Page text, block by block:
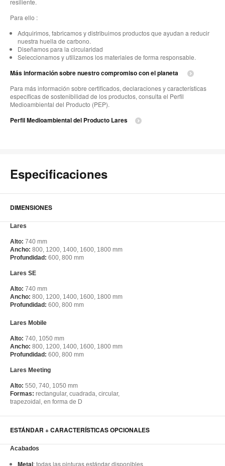
resiliente.
Para ello :
Adquirimos, fabricamos y distribuimos productos que ayudan a reducir
nuestra huella de carbono.
Diseñamos para la circularidad
Seleccionamos y utilizamos los materiales de forma responsable.
Más información sobre nuestro compromiso con el planeta
Para más información sobre certificados, declaraciones y características
específicas de sostenibilidad de los productos, consulta el Perfil
Medioambiental del Producto (PEP).
Perfil Medioambiental del Producto Lares
Especificaciones
DIMENSIONES
Lares
Alto: 740 mm
Ancho: 800, 1200, 1400, 1600, 1800 mm
Profundidad: 600, 800 mm
Lares SE
Alto: 740 mm
Ancho: 800, 1200, 1400, 1600, 1800 mm
Profundidad: 600, 800 mm
Lares Mobile
Alto: 740, 1050 mm
Ancho: 800, 1200, 1400, 1600, 1800 mm
Profundidad: 600, 800 mm
Lares Meeting
Alto: 550, 740, 1050 mm
Formas: rectangular, cuadrada, circular,
trapezoidal, en forma de D
ESTÁNDAR + CARACTERÍSTICAS OPCIONALES
Acabados
: todas las pinturas estándar disponibles